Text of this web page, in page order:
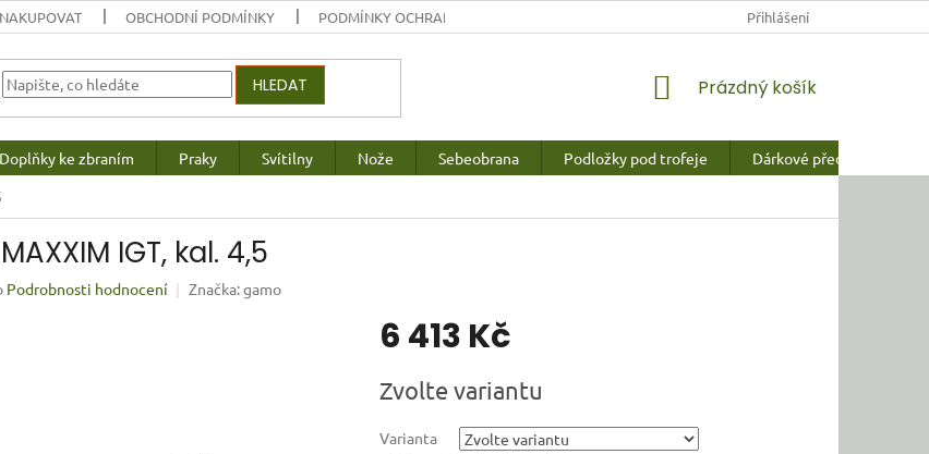
OBCHODNÍ PODMÍNKY PODMÍNKY OCHRANY OSOBNÍCH ÚDAJŮ Přihlášení
HLEDAT
NÁKUPNÍ
Prázdný košík
Doplňky ke zbraním Praky Svítilny Nože Sebeobrana Podložky pod trofeje
Dárkové předměty a
IGT, kal. 4,5
Podrobnosti hodnocení Značka:gamo
6 413 Kč
cena:
Zvolte variantu
Varianta